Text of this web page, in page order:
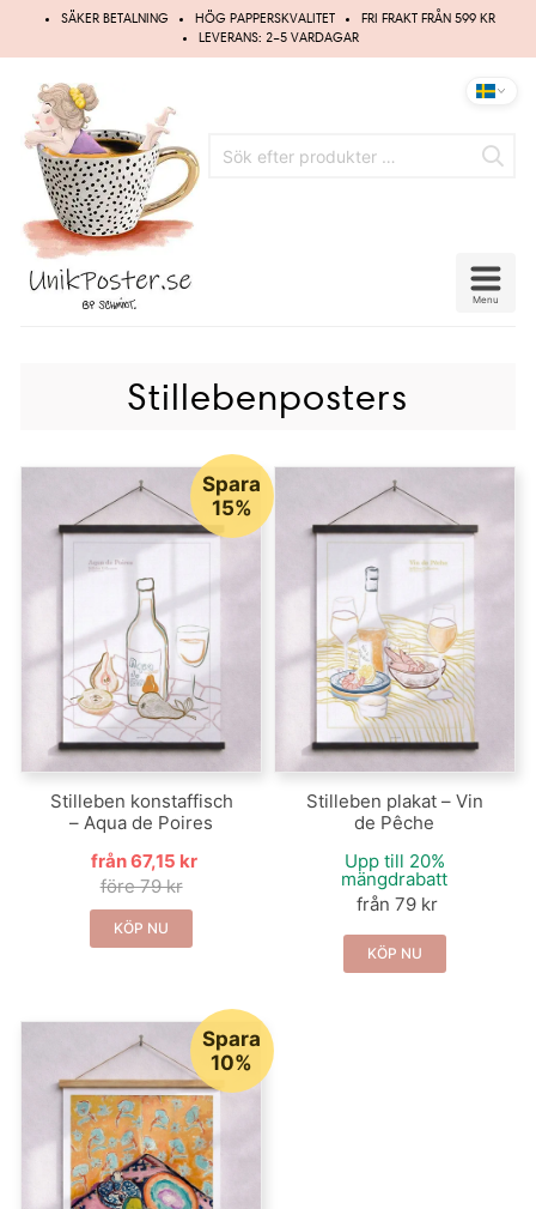
Hoppa
SÄKER BETALNING HÖG PAPPERSKVALITET
FRI FRAKT FRÅN 599 KR
LEVERANS: 2–5 VARDAGAR
Menu
Stillebenposters
Stilleben konstaffisch
– Aqua de Poires
från 67,15 kr
före 79 kr
Spara
15%
KÖP NU
Stilleben plakat – Vin
de Pêche
Upp till 20%
mängdrabatt
från 79 kr
KÖP NU
Spara
10%